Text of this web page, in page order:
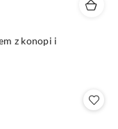
z konopi i